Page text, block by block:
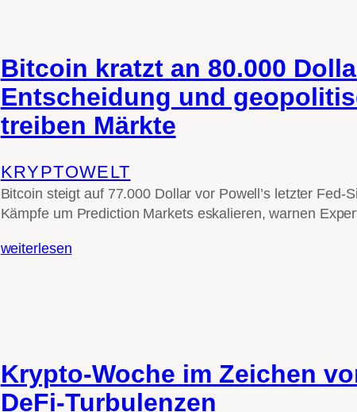
Bitcoin kratzt an 80.000
Entscheidung und
treiben Märkte
KRYPTOWELT
Bitcoin steigt auf 77.000 Dollar vor Powell’s letzter Fed-
Kämpfe um Prediction Markets eskalieren, warnen
weiterlesen
Krypto-Woche im Zeichen
DeFi-Turbulenzen